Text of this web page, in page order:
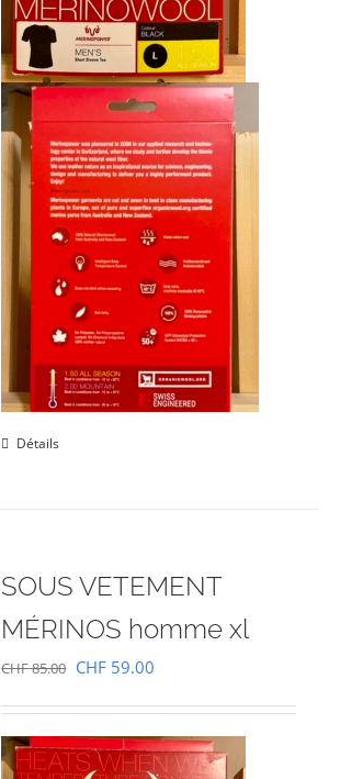
Détails
SOUS VETEMENT
MÉRINOS homme xl
CHF85.00 Le
initial
était :
CHF 59.00
actuel
est :